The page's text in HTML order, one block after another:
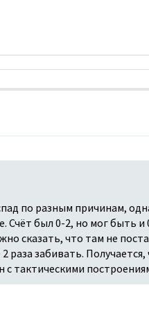
по разным причинам,
Счёт был 0-2, но мог быть
сказать, что там не
забивать.
с тактическими